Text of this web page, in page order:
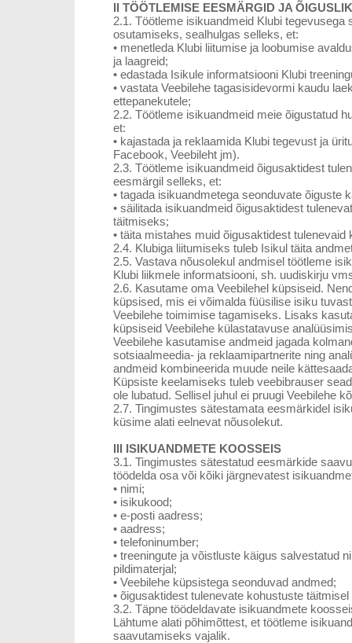
II TÖÖTLEMISE EESMÄRGID JA
2.1. Töötleme isikuandmeid Klubi tegevusega
osutamiseks, sealhulgas selleks, et:
• menetleda Klubi liitumise ja loobumise
ja laagreid;
• edastada Isikule informatsiooni Klubi
• vastata Veebilehe tagasisidevormi kaudu
ettepanekutele;
2.2. Töötleme isikuandmeid meie õigustatud
et:
• kajastada ja reklaamida Klubi tegevust ja
Facebook, Veebileht jm).
2.3. Töötleme isikuandmeid õigusaktidest
eesmärgil selleks, et:
• tagada isikuandmetega seonduvate õiguste
• säilitada isikuandmeid õigusaktidest
täitmiseks;
• täita mistahes muid õigusaktidest tulenevaid
2.4. Klubiga liitumiseks tuleb Isikul täita
2.5. Vastava nõusolekul andmisel töötleme
Klubi liikmele informatsiooni, sh. uudiskirju
2.6. Kasutame oma Veebilehel küpsiseid.
küpsised, mis ei võimalda füüsilise isiku
Veebilehe toimimise tagamiseks. Lisaks
küpsiseid Veebilehe külastatavuse
Veebilehe kasutamise andmeid jagada
sotsiaalmeedia- ja reklaamipartnerite ning
andmeid kombineerida muude neile
Küpsiste keelamiseks tuleb veebibrauser
ole lubatud. Sellisel juhul ei pruugi Veebilehe
2.7. Tingimustes sätestamata eesmärkidel
küsime alati eelnevat nõusolekut.
III ISIKUANDMETE KOOSSEIS
3.1. Tingimustes sätestatud eesmärkide
töödelda osa või kõiki järgnevatest
• nimi;
• isikukood;
• e-posti aadress;
• aadress;
• telefoninumber;
• treeningute ja võistluste käigus salvestatud
pildimaterjal;
• Veebilehe küpsistega seonduvad andmed;
• õigusaktidest tulenevate kohustuste
3.2. Täpne töödeldavate isikuandmete
Lähtume alati põhimõttest, et töötleme
saavutamiseks vajalik.